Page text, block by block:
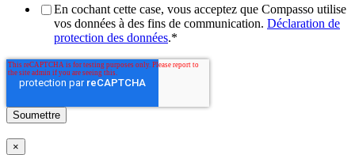
En cochant cette case, vous acceptez que Compasso utilise
vos données à des fins de communication. Déclaration de
protection des données.*
×